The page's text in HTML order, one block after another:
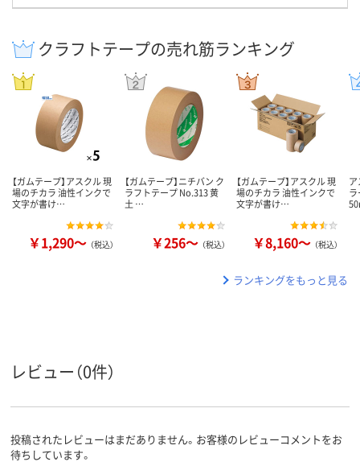
クラフトテープの売れ筋ランキング
【ガムテープ】アスクル 現
場のチカラ 油性インクで
文字が書け…
￥1,290～ （税込）
【ガムテープ】ニチバン ク
ラフトテープ No.313 黄
土 …
￥256～ （税込）
【ガムテープ】アスクル 現
場のチカラ 油性インクで
文字が書け…
￥8,160～ （税込）
ランキングをもっと見る
レビュー（0件）
投稿されたレビューはまだありません。お客様のレビューコメントをお
待ちしています。